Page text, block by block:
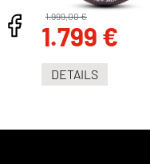
1.799 €
1.999,00 €
DETAILS